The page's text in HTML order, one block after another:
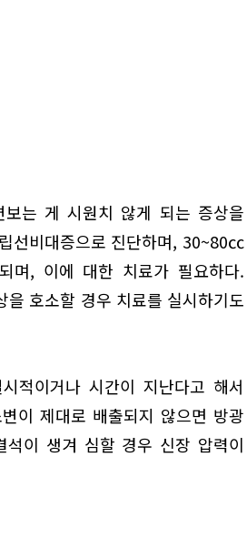
는 게 시원치 않게 되는 증상을
선비대증으로 진단하며, 30~80㏄
며, 이에 대한 치료가 필요하다.
호소할 경우 치료를 실시하기도
적이거나 시간이 지난다고 해서
이 제대로 배출되지 않으면 방광
이 생겨 심할 경우 신장 압력이